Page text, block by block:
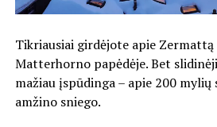
Tikriausiai girdėjote apie
Matterhorno papėdėje. Bet
mažiau įspūdinga – apie 200
amžino sniego.